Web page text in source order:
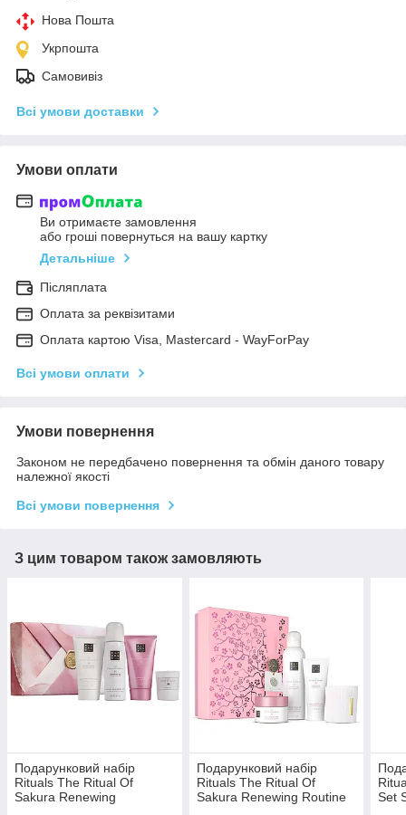
Нова Пошта
Укрпошта
Самовивіз
Всі умови доставки
Умови оплати
Ви отримаєте замовлення
або гроші повернуться на вашу картку
Детальніше
Післяплата
Оплата за реквізитами
Оплата картою Visa, Mastercard - WayForPay
Всі умови оплати
Умови повернення
Законом не передбачено повернення та обмін даного товару
належної якості
Всі умови повернення
З цим товаром також замовляють
Подарунковий набір
Rituals The Ritual Of
Sakura Renewing
Подарунковий набір
Rituals The Ritual Of
Sakura Renewing Routine
Set